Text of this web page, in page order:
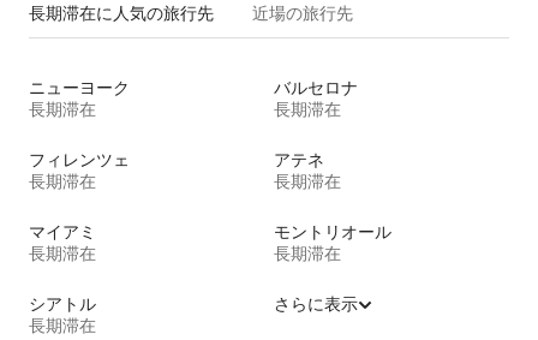
長期滞在に人気の旅行先 近場の旅行先
ニューヨーク
長期滞在
バルセロナ
長期滞在
フィレンツェ
長期滞在
アテネ
長期滞在
マイアミ
長期滞在
モントリオール
長期滞在
シアトル
長期滞在
さらに表示